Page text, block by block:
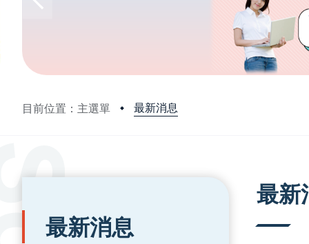
目前位置：主選單 最新消息
:::
最新消息
最新